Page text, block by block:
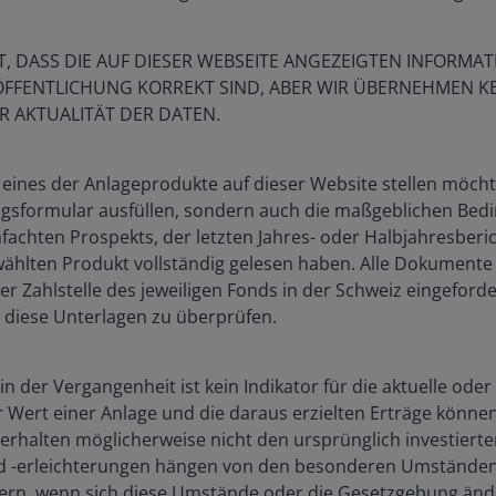
seit 2017 Portfoliomanager im Global Property Equities
Immobilienanlagen entwickelte und verwaltete. Als Vice
er sich auf börsennotierte Immobiliengesellschaften
Er kam 2008 als Finanzanalyst zu GEM
Mitglied des Anlageteams. Danny
bei Morgan Stanley Investment Management als Senior
Jahre Erfahrung in der investmentbranche.
DASS DIE AUF DIESER WEBSEITE ANGEZEIGTEN
KORREKT SIND, ABER WIR ÜBERNEHMEN
AKTUALITÄT DER DATEN.
der Anlageprodukte auf dieser Website stellen
ausfüllen, sondern auch die maßgeblichen
Prospekts, der letzten Jahres- oder
Produkt vollständig gelesen haben. Alle
Zahlstelle des jeweiligen Fonds in der Schweiz
Unterlagen zu überprüfen.
der Vergangenheit ist kein Indikator für die aktuelle
einer Anlage und die daraus erzielten Erträge
möglicherweise nicht den ursprünglich
-erleichterungen hängen von den besonderen